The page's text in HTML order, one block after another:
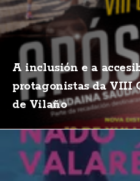
A inclusión e a
protagonistas da VIII
de Vilaño